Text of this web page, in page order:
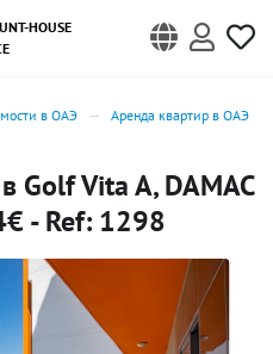
HOUSE
в ОАЭ Аренда квартир в ОАЭ
Golf Vita A, DAMAC
- Ref: 1298